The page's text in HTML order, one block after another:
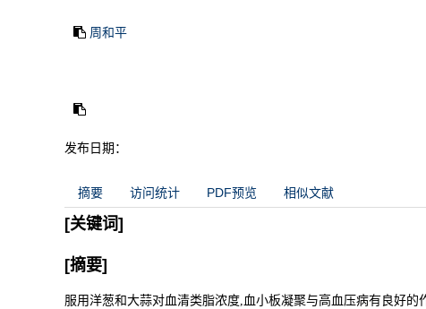
周和平
发布日期：
摘要 访问统计 PDF预览 相似文献
[关键词]
[摘要]
服用洋葱和大蒜对血清类脂浓度,血小板凝聚与高血压病有良好